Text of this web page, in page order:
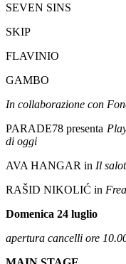
SEVEN SINS
SKIP
FLAVINIO
GAMBO
In collaborazione con
PARADE78 presenta
di oggi
AVA HANGAR in Il
RAŠID NIKOLIĆ in
Domenica 24 luglio
apertura cancelli ore